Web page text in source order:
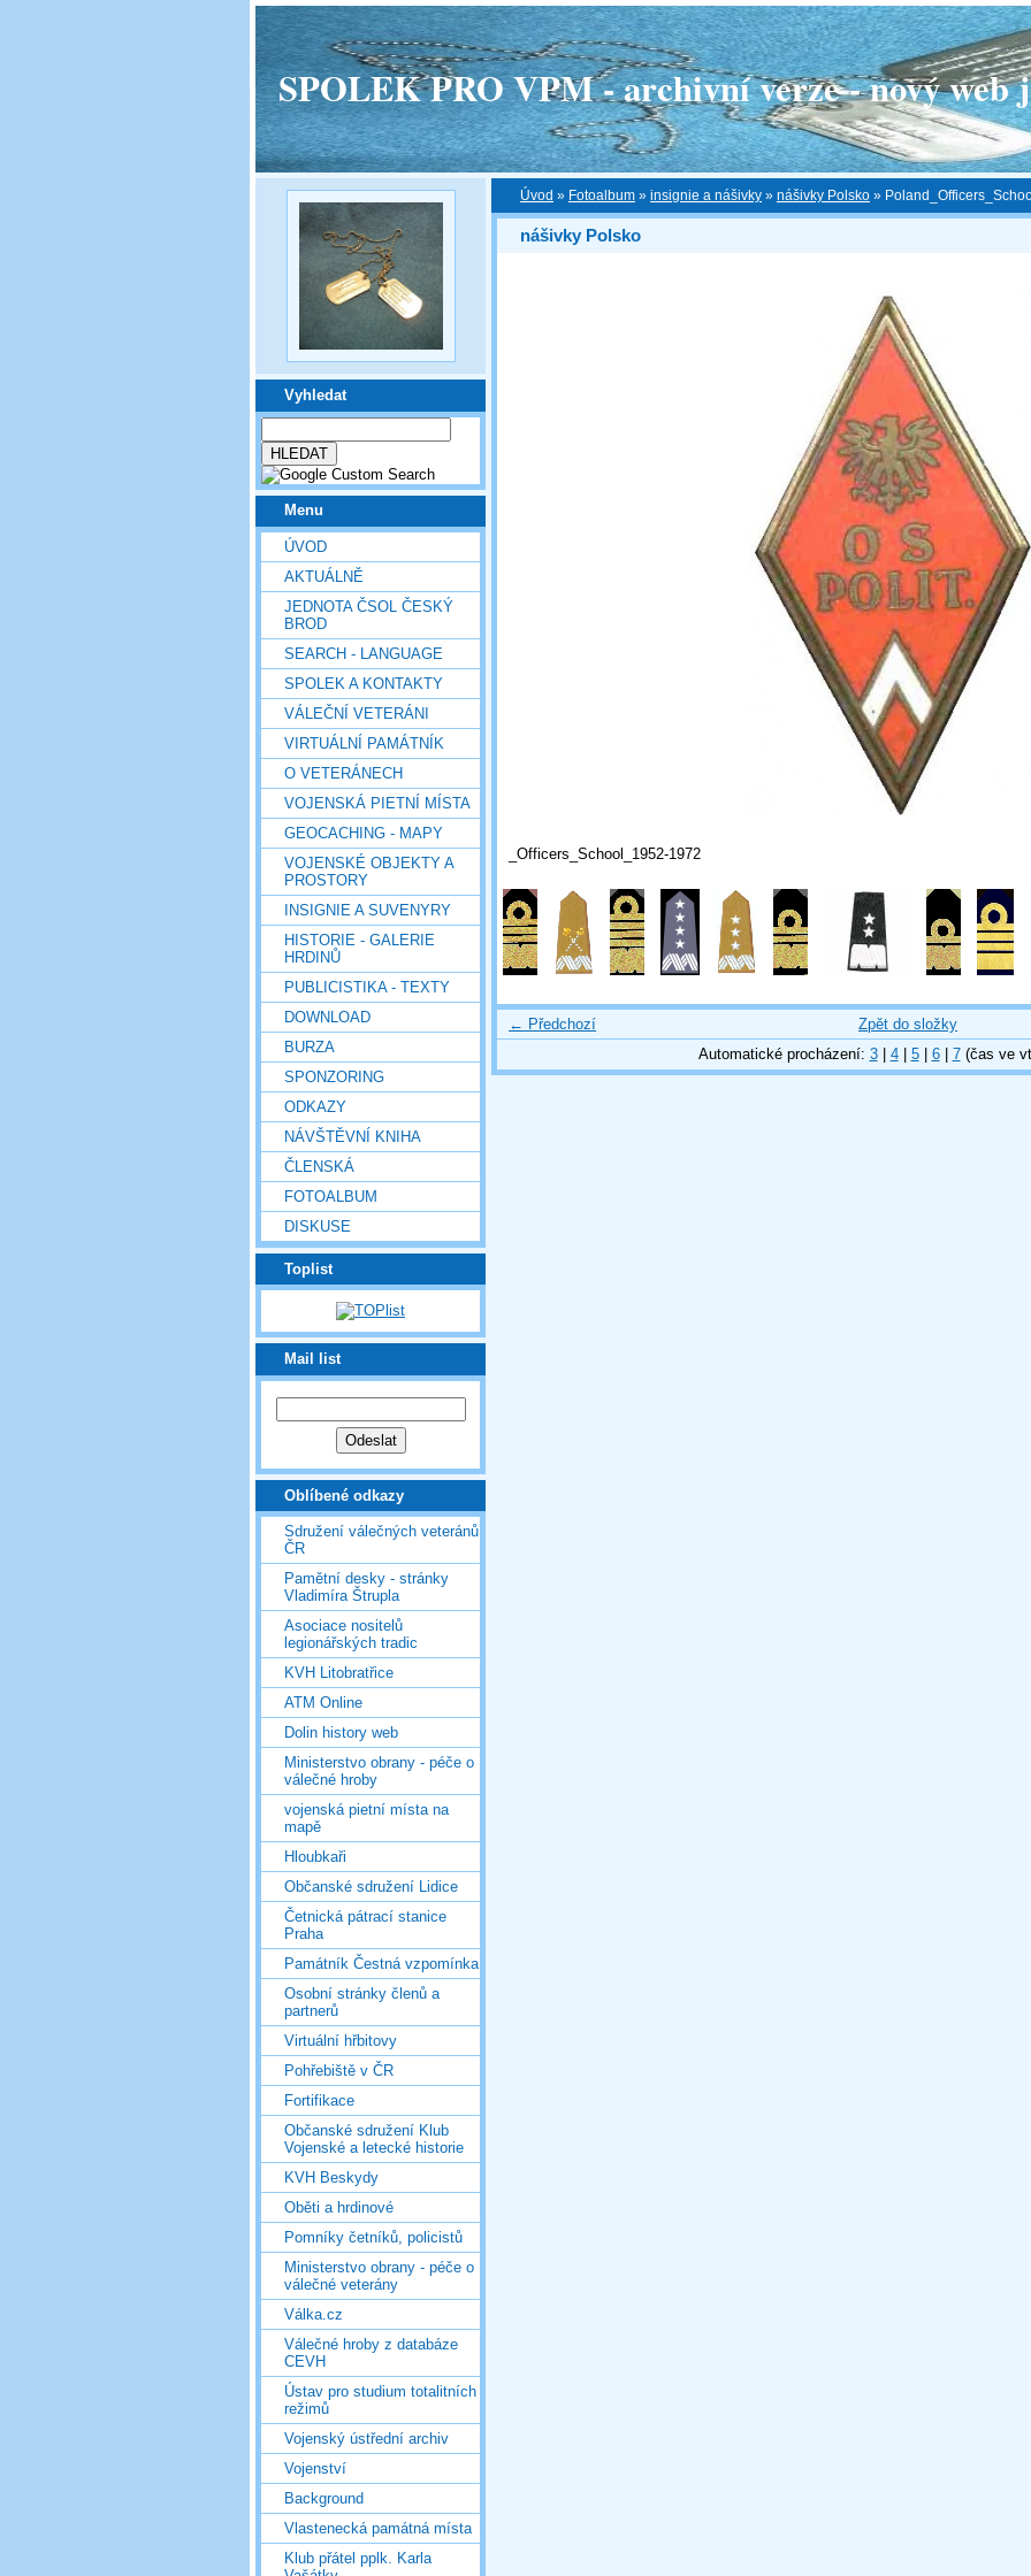
SPOLEK PRO VPM - archivní verze - nový web
Vyhledat
Menu
ÚVOD
AKTUÁLNĚ
JEDNOTA ČSOL ČESKÝ
BROD
SEARCH - LANGUAGE
SPOLEK A KONTAKTY
VÁLEČNÍ VETERÁNI
VIRTUÁLNÍ PAMÁTNÍK
O VETERÁNECH
VOJENSKÁ PIETNÍ MÍSTA
GEOCACHING - MAPY
VOJENSKÉ OBJEKTY A
PROSTORY
INSIGNIE A SUVENYRY
HISTORIE - GALERIE
HRDINŮ
PUBLICISTIKA - TEXTY
DOWNLOAD
BURZA
SPONZORING
ODKAZY
NÁVŠTĚVNÍ KNIHA
ČLENSKÁ
FOTOALBUM
DISKUSE
Toplist
Mail list
Oblíbené odkazy
Sdružení válečných veteránů
ČR
Pamětní desky - stránky
Vladimíra Štrupla
Asociace nositelů
legionářských tradic
KVH Litobratřice
ATM Online
Dolin history web
Ministerstvo obrany - péče o
válečné hroby
vojenská pietní místa na
mapě
Hloubkaři
Občanské sdružení Lidice
Četnická pátrací stanice
Praha
Památník Čestná vzpomínka
Osobní stránky členů a
partnerů
Virtuální hřbitovy
Pohřebiště v ČR
Fortifikace
Občanské sdružení Klub
Vojenské a letecké historie
KVH Beskydy
Oběti a hrdinové
Pomníky četníků, policistů
Ministerstvo obrany - péče o
válečné veterány
Válka.cz
Válečné hroby z databáze
CEVH
Ústav pro studium totalitních
režimů
Vojenský ústřední archiv
Vojenství
Background
Vlastenecká památná místa
Klub přátel pplk. Karla
Úvod » Fotoalbum » insignie a nášivky » nášivky Polsko »
nášivky Polsko
_Officers_School_1952-1972
← Předchozí
Zpět do složky
Automatické procházení: 3| 4| 5| 6| 7(čas ve